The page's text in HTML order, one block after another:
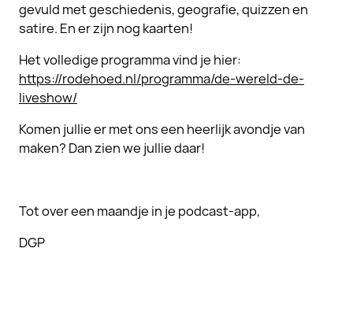
gevuld met geschiedenis, geografie, quizzen en
satire. En er zijn nog kaarten!
Het volledige programma vind je hier:
https://rodehoed.nl/programma/de-wereld-de-
liveshow/
Komen jullie er met ons een heerlijk avondje van
maken? Dan zien we jullie daar!
Tot over een maandje in je podcast-app,
DGP